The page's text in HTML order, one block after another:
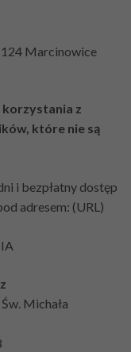
124 Marcinowice
z
które nie są
i bezpłatny dostęp
adresem: (URL)
Michała